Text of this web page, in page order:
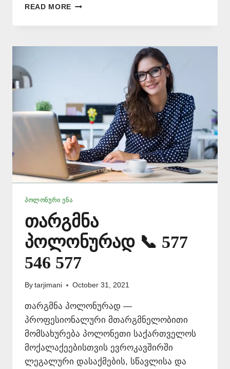
READ MORE ᲗᲐᲠᲒᲛᲜᲐ
ᲔᲜᲐᲖᲔ
577
ᲞᲝᲚᲝᲜᲣᲠᲘ ᲔᲜᲐ
თარგმნა
პოლონურად 📞 577
546 577
By tarjimani October 31, 2021
თარგმნა პოლონურად —
პროფესიონალური მთარგმნელობითი
მომსახურება პოლონეთი საქართველოს
მოქალაქეებისთვის ევროკავშირში
ლეგალური დასაქმების, სწავლისა და